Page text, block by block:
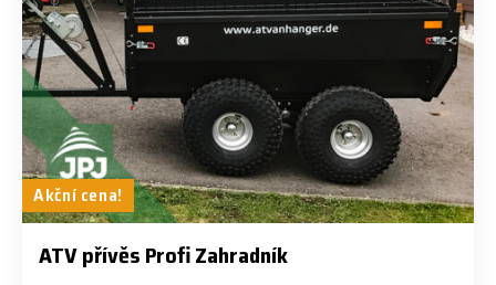
Akční cena!
ATV přívěs Profi Zahradník